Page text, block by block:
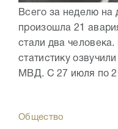
Всего за неделю на
произошла 21
стали два
статистику
МВД. С 27 июля по
Общество